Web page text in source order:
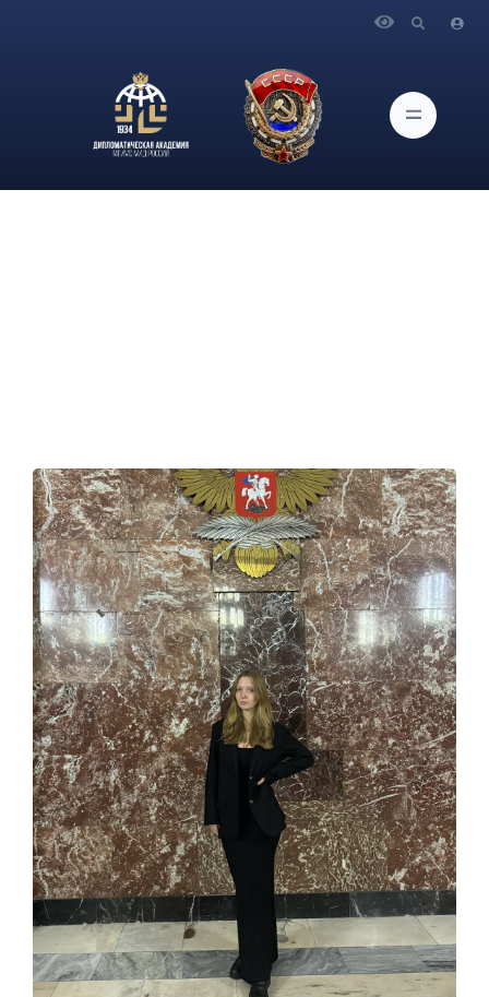
и 2-го курса магистратуры направления подготовки
«Экономика» принимали участие в онлайн-олимпиаде
«Кадры для экспорта»